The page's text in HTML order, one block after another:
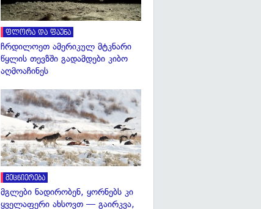
ფლორა და ფაუნა
ჩრდილოეთ ამერიკულ მტკნარი
წყლის თევზში გადამდები კიბო
აღმოაჩინეს
მეცნიერება
მგლები ნადირობენ, ყორნებს კი
ყველაფერი ახსოვთ — გაირკვა,